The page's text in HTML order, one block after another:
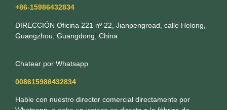
+86-15986432834
DIRECCIÓN Oficina 221 nº 22, Jianpengroad, calle Helong,
Guangzhou, Guangdong, China
Chatear por Whatsapp
008615986432834
Hable con nuestro director comercial directamente por